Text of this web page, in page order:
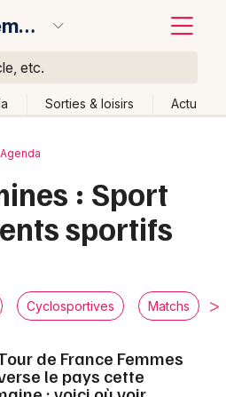
Sarreguemines
etc.
Sorties & loisirs Actu
Agenda
: Sport
sportifs
Cyclosportives Matchs
de France Femmes
le pays cette
Changer de lieu
Effacer les dates